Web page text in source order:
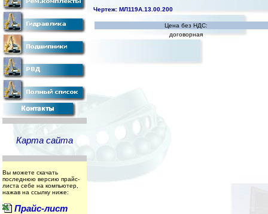
Карта сайта
Вы можете скачать
последнюю версию прайс-
листа себе на компьютер,
нажав на ссылку ниже:
Прайс-лист
Чертеж: МЛ119А.13.00.200
Цена без НДС:
договорная